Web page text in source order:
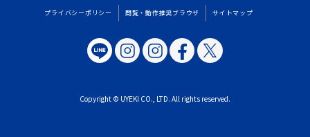
プライバシーポリシー 閲覧・動作推奨ブラウザ サイトマップ
Copyright © UYEKI CO., LTD. All rights reserved.